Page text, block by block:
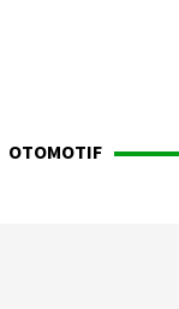
OTOMOTIF